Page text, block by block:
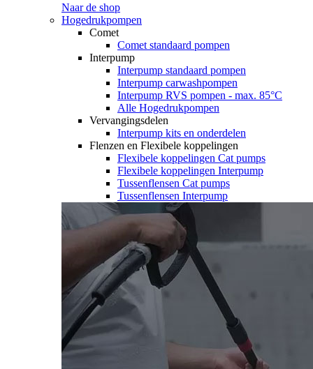
Naar de shop
Hogedrukpompen
Comet
Comet standaard pompen
Interpump
Interpump standaard pompen
Interpump carwashpompen
Interpump RVS pompen - max. 85°C
Alle Hogedrukpompen
Vervangingsdelen
Interpump kits en onderdelen
Flenzen en Flexibele koppelingen
Flexibele koppelingen Cat pumps
Flexibele koppelingen Interpump
Tussenflensen Cat pumps
Tussenflensen Interpump